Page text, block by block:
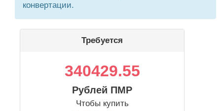
конвертации.
Требуется
340429.55
Рублей ПМР
Чтобы купить